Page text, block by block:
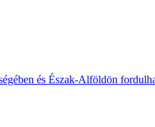
és Észak-Alföldön